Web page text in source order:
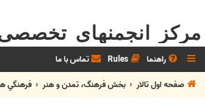
مرکز انجمنهای
راهنما Rules تماس با ما
صفحه اول تالار
بخش فرهنگ، تمدن و هنر فرهنگي